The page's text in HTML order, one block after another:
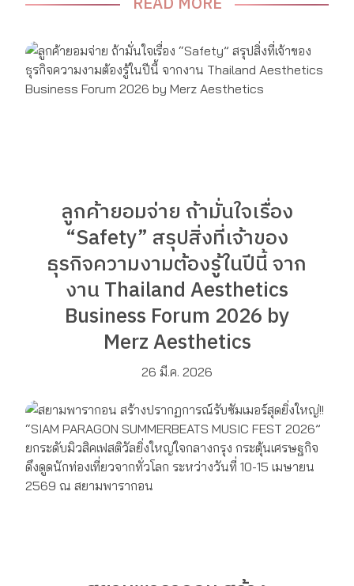
ลูกค้ายอมจ่าย ถ้ามั่นใจเรื่อง
“Safety” สรุปสิ่งที่เจ้าของ
ธุรกิจความงามต้องรู้ในปีนี้ จาก
งาน Thailand Aesthetics
Business Forum 2026 by
Merz Aesthetics
26 มี.ค. 2026